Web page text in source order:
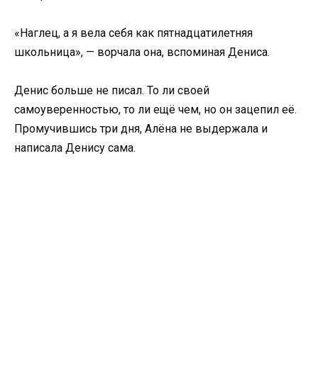
«Наглец, а я вела себя как пятнадцатилетняя
школьница», — ворчала она, вспоминая Дениса.
Денис больше не писал. То ли своей
самоуверенностью, то ли ещё чем, но он зацепил её.
Промучившись три дня, Алёна не выдержала и
написала Денису сама.